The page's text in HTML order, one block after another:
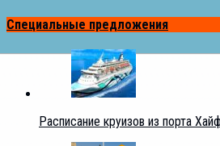
Специальные предложения
Расписание круизов из порта